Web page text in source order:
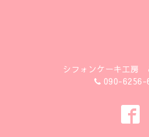
シフォンケーキ工房
090-6256-